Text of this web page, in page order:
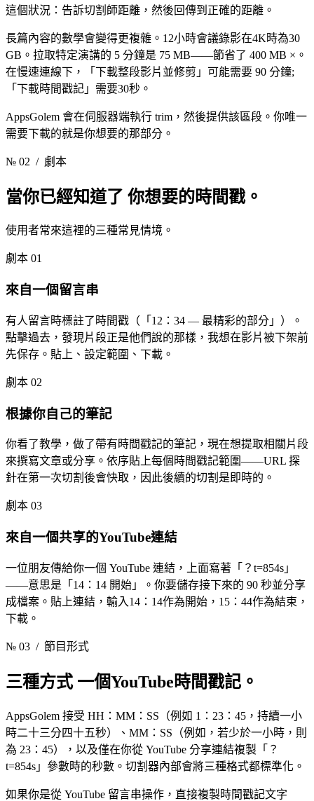
這個狀況：告訴切割師距離，然後回傳到正確的距離。
長篇內容的數學會變得更複雜。12小時會議錄影在4K時為30
GB。拉取特定演講的 5 分鐘是 75 MB——節省了 400 MB ×。
在慢速連線下，「下載整段影片並修剪」可能需要 90 分鐘;
「下載時間戳記」需要30秒。
AppsGolem 會在伺服器端執行 trim，然後提供該區段。你唯一
需要下載的就是你想要的那部分。
№ 02 / 劇本
當你已經知道了 你想要的時間戳。
使用者常來這裡的三種常見情境。
劇本 01
來自一個留言串
有人留言時標註了時間戳（「12：34 — 最精彩的部分」）。
點擊過去，發現片段正是他們說的那樣，我想在影片被下架前
先保存。貼上、設定範圍、下載。
劇本 02
根據你自己的筆記
你看了教學，做了帶有時間戳記的筆記，現在想提取相關片段
來撰寫文章或分享。依序貼上每個時間戳記範圍——URL 探
針在第一次切割後會快取，因此後續的切割是即時的。
劇本 03
來自一個共享的YouTube連結
一位朋友傳給你一個 YouTube 連結，上面寫著「？t=854s」
——意思是「14：14 開始」。你要儲存接下來的 90 秒並分享
成檔案。貼上連結，輸入14：14作為開始，15：44作為結束，
下載。
№ 03 / 節目形式
三種方式 一個YouTube時間戳記。
AppsGolem 接受 HH：MM：SS（例如 1：23：45，持續一小
時二十三分四十五秒）、MM：SS（例如，若少於一小時，則
為 23：45），以及僅在你從 YouTube 分享連結複製「？
t=854s」參數時的秒數。切割器內部會將三種格式都標準化。
如果你是從 YouTube 留言串操作，直接複製時間戳記文字